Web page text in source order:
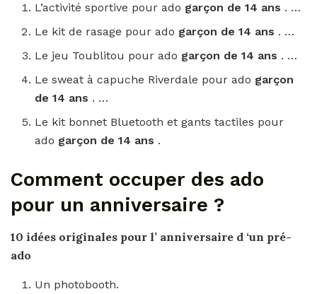
L’activité sportive pour ado garçon de 14 ans . …
Le kit de rasage pour ado garçon de 14 ans . …
Le jeu Toublitou pour ado garçon de 14 ans . …
Le sweat à capuche Riverdale pour ado garçon
de 14 ans . …
Le kit bonnet Bluetooth et gants tactiles pour
ado garçon de 14 ans .
Comment occuper des ado
pour un anniversaire ?
10 idées originales pour l’ anniversaire d ‘un pré-
ado
Un photobooth.